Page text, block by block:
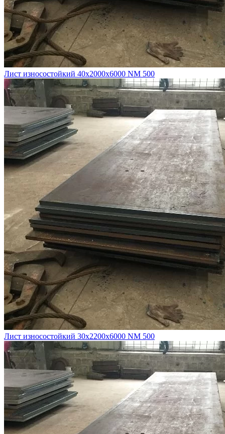
Лист износостойкий 40х2000х6000 NM 500
Лист износостойкий 30х2200х6000 NM 500